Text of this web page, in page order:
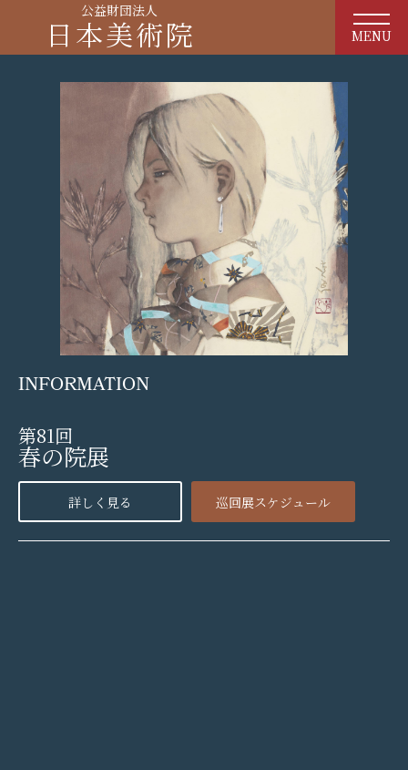
日本美術院
公益財団法人
MENU
INFORMATION
第81回
春の院展
詳しく見る 巡回展スケジュール